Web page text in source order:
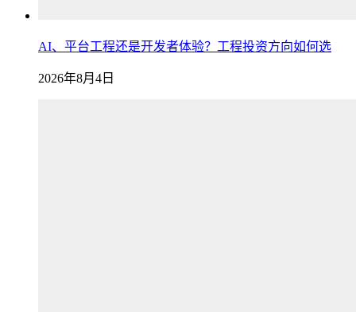
AI、平台工程还是开发者体验？工程投资方向如何选
2026年8月4日